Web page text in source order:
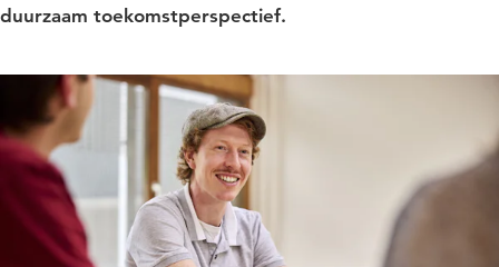
duurzaam toekomstperspectief.